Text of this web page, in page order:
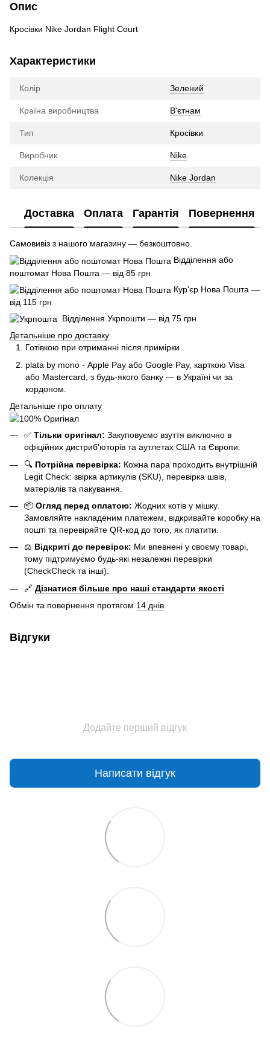
Опис
Кросівки Nike Jordan Flight Court
Характеристики
Колір Зелений
Країна виробництва В'єтнам
Тип Кросівки
Виробник Nike
Колекція Nike Jordan
Доставка Оплата Гарантія Повернення
Самовивіз з нашого магазину — безкоштовно.
Відділення або
поштомат Нова Пошта — від 85 грн
Кур'єр Нова Пошта —
від 115 грн
Відділення Укрпошти — від 75 грн
Детальніше про доставку
Готівкою при отриманні після примірки
plata by mono - Apple Pay або Google Pay, карткою Visa
або Mastercard, з будь-якого банку — в Україні чи за
кордоном.
Детальніше про оплату
✅ Тільки оригінал: Закуповуємо взуття виключно в
офіційних дистриб'юторів та аутлетах США та Європи.
🔍 Потрійна перевірка: Кожна пара проходить внутрішній
Legit Check: звірка артикулів (SKU), перевірка швів,
матеріалів та пакування.
📦 Огляд перед оплатою: Жодних котів у мішку.
Замовляйте накладеним платежем, відкривайте коробку на
пошті та перевіряйте QR-код до того, як платити.
⚖️ Відкриті до перевірок: Ми впевнені у своєму товарі,
тому підтримуємо будь-які незалежні перевірки
(CheckCheck та інші).
🔗 Дізнатися більше про наші стандарти якості
Обмін та повернення протягом 14 днів
Відгуки
Додайте перший відгук
Написати відгук